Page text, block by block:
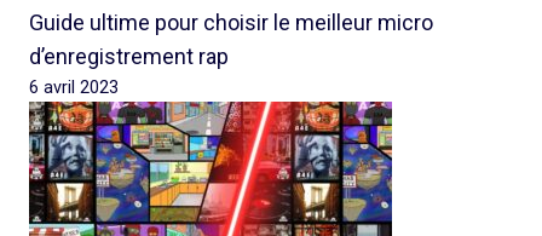
Guide ultime pour choisir le meilleur micro
d’enregistrement rap
6 avril 2023